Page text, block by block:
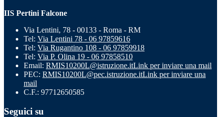
IIS Pertini Falcone
Via Lentini, 78 - 00133 - Roma - RM
Tel: Via Lentini 78 - 06 97859616
Tel: Via Rugantino 108 - 06 97859918
Tel: Via P. Olina 19 - 06 97858510
Email: RMIS10200L@istruzione.itLink per inviare una mail
PEC: RMIS10200L@pec.istruzione.itLink per inviare una
mail
C.F.: 97712650585
Seguici su